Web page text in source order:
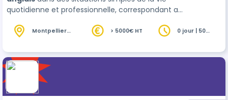
quotidienne et professionnelle, correspondant au
référence pour les langues (CECRL). Il pourra
poser et répondre à des quest…
Montpellier
> 5000€ HT
0 jour | 50